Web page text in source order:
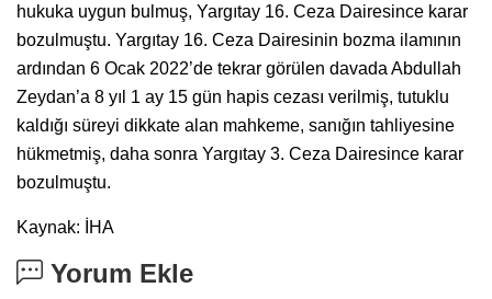
hukuka uygun bulmuş, Yargıtay 16. Ceza Dairesince karar
bozulmuştu. Yargıtay 16. Ceza Dairesinin bozma ilamının
ardından 6 Ocak 2022’de tekrar görülen davada Abdullah
Zeydan’a 8 yıl 1 ay 15 gün hapis cezası verilmiş, tutuklu
kaldığı süreyi dikkate alan mahkeme, sanığın tahliyesine
hükmetmiş, daha sonra Yargıtay 3. Ceza Dairesince karar
bozulmuştu.
Kaynak: İHA
Yorum Ekle